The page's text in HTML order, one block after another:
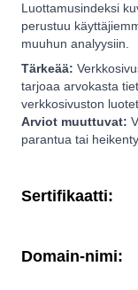
Luottamusindeksi
perustuu
muuhun analyysiin.
Tärkeää:
tarjoaa arvokasta
verkkosivuston
Arviot muuttuvat:
parantua tai
Sertifikaatti:
Domain-nimi: